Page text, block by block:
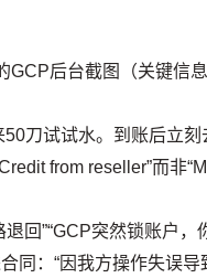
GCP后台截图（关键信
刀试试水。到账后立刻
from reseller”而非
回”“GCP突然锁账户
：“因我方操作失误导